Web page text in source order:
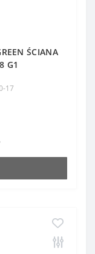
ŚCIANA
G1
17